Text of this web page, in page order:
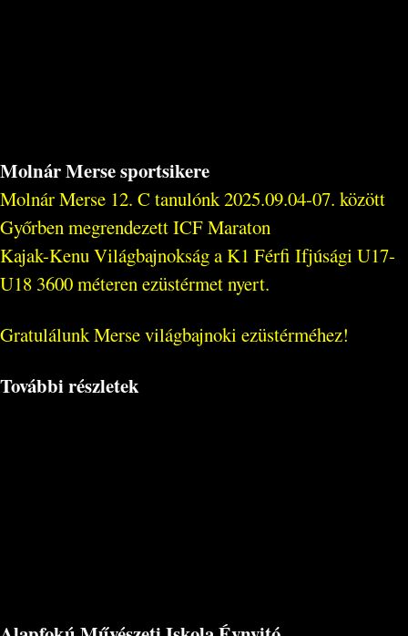
Molnár Merse sportsikere
Molnár Merse 12. C tanulónk 2025.09.04-07. között
Győrben megrendezett ICF Maraton
Kajak-Kenu Világbajnokság a K1 Férfi Ifjúsági U17-
U18 3600 méteren ezüstérmet nyert.
Gratulálunk Merse világbajnoki ezüstérméhez!
További részletek